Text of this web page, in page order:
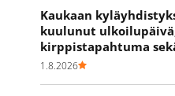
Kaukaan
kuulunut
kirppistapahtuma
1.8.2026